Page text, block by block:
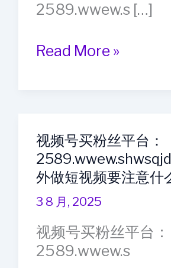
2589.wwew.s […]
小
丝
平
台：
小
红
书
Read More »
视频号买粉丝平台：
外做短视频要注意什
3 8 月, 2025
视频号买粉丝平台：
2589.wwew.s